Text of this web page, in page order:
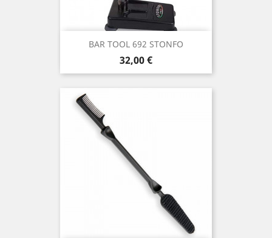
BAR TOOL 692 STONFO
Precio
32,00 €